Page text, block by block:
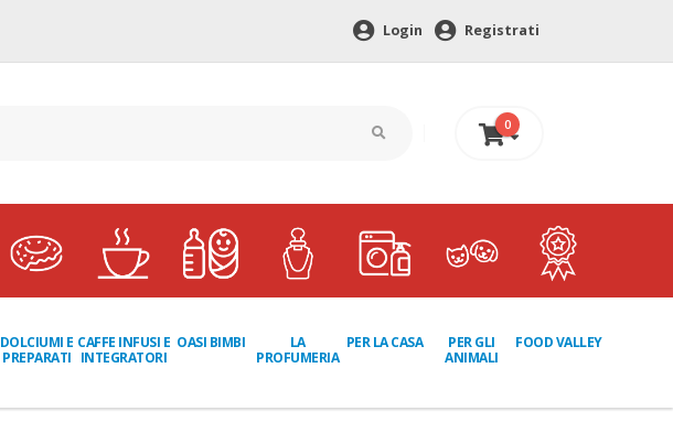
Login Registrati
0
0 €
DOLCIUMI E
PREPARATI
CAFFE INFUSI E
INTEGRATORI
OASI BIMBI
LA
PROFUMERIA
PER LA CASA
PER GLI
ANIMALI
FOOD VALLEY